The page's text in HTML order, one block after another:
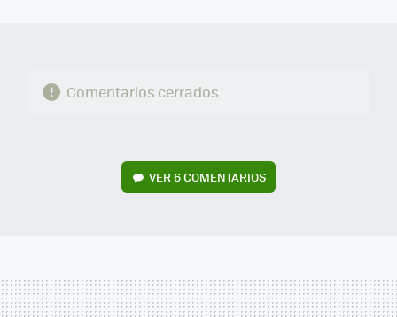
Comentarios cerrados
VER6 COMENTARIOS